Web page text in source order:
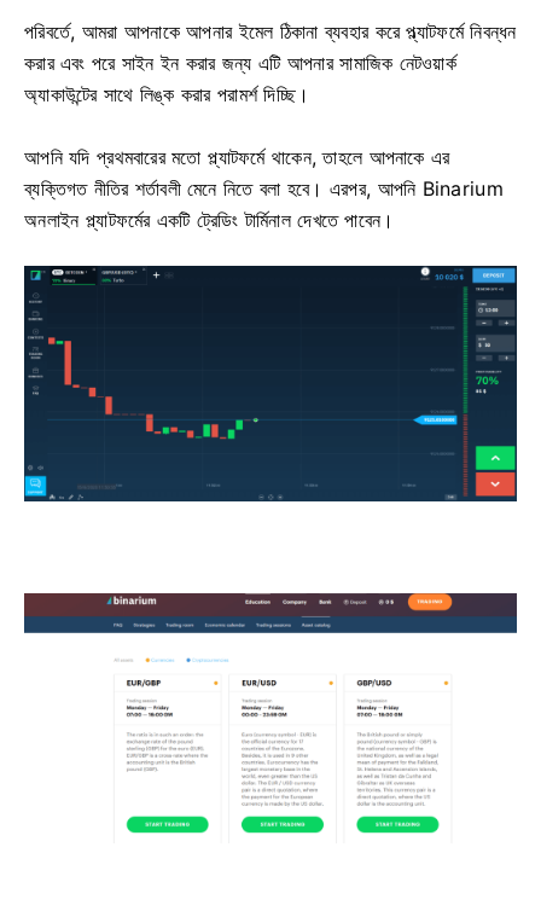
পরিবর্তে, আমরা আপনাকে আপনার ইমেল ঠিকানা ব্যবহার করে প্ল্যাটফর্মে নিবন্ধন
করার এবং পরে সাইন ইন করার জন্য এটি আপনার সামাজিক নেটওয়ার্ক
অ্যাকাউন্টের সাথে লিঙ্ক করার পরামর্শ দিচ্ছি।
আপনি যদি প্রথমবারের মতো প্ল্যাটফর্মে থাকেন, তাহলে আপনাকে এর
ব্যক্তিগত নীতির শর্তাবলী মেনে নিতে বলা হবে। এরপর, আপনি Binarium
অনলাইন প্ল্যাটফর্মের একটি ট্রেডিং টার্মিনাল দেখতে পাবেন।